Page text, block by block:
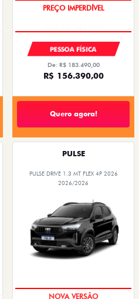
SAIA DE FIAT 0KM
PESSOA FÍSICA
De: R$ 183.490,00
R$ 156.390,00
Quero agora!
PULSE
PULSE DRIVE 1.3 MT FLEX 4P 2026
2026/2026
PREÇO IMPERDÍVEL